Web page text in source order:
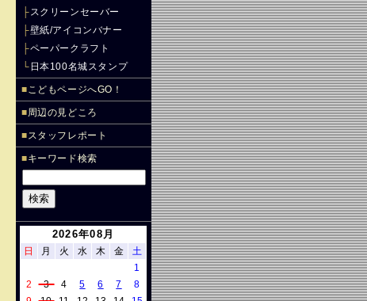
├スクリーンセーバー
├壁紙/アイコンバナー
├ペーパークラフト
└ 日本100名城スタンプ
■こどもページへGO！
■周辺の見どころ
■スタッフレポート
■キーワード検索
2026年08月
日 月 火 水 木 金
土
1
2
3 4 5 6 7
8